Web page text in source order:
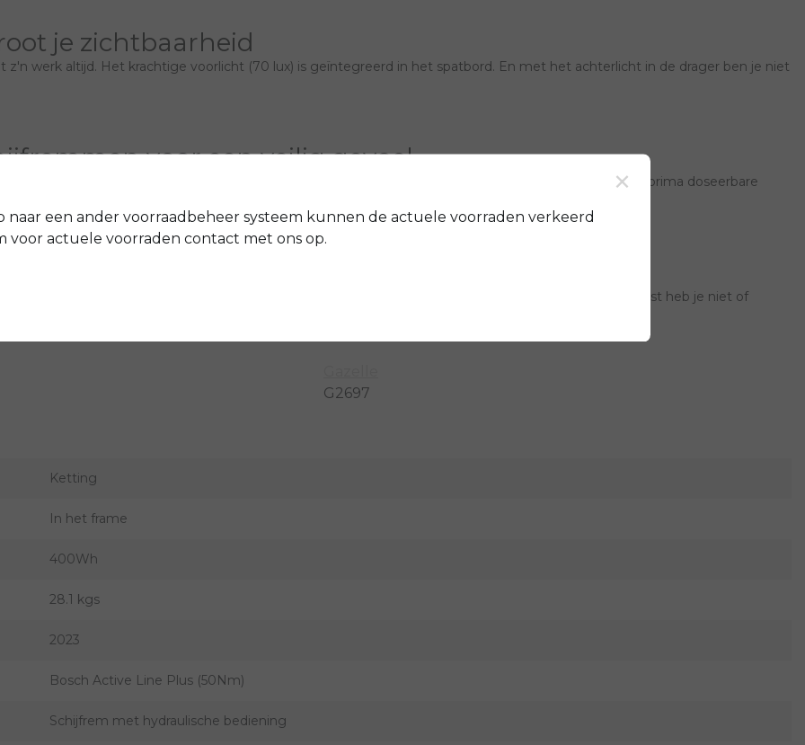
je zichtbaarheid
werk altijd. Het krachtige voorlicht (70 lux) is geïntegreerd in het spatbord. En met het achterlicht in de drager ben je niet
voor een veilig gevoel
goede wegligging en meer comfort. De Magura schijfremmen staan garant voor uitstekende en prima doseerbare
gaat de bediening bovendien gemakkelijk. Je bent altijd in controle.
Die houdt je ketting altijd op de juiste spanning. De ketting doet geruisloos z'n werk en daarnaast heb je niet of
zijn bovendien fraai geïntegreerd!
G2697
Ketting
In het frame
400Wh
28.1 kgs
2023
Bosch Active Line Plus (50Nm)
Schijfrem met hydraulische bediening
×
naar een ander voorraadbeheer systeem kunnen de actuele voorraden verkeerd
voor actuele voorraden contact met ons op.